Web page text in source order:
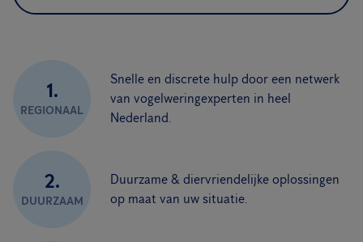
1.
REGIONAAL
Snelle en discrete hulp door een netwerk
van vogelweringexperten in heel
Nederland.
2.
DUURZAAM
Duurzame & diervriendelijke oplossingen
op maat van uw situatie.